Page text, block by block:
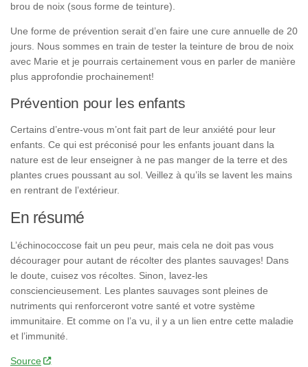
brou de noix (sous forme de teinture).
Une forme de prévention serait d’en faire une cure annuelle de 20
jours. Nous sommes en train de tester la teinture de brou de noix
avec Marie et je pourrais certainement vous en parler de manière
plus approfondie prochainement!
Prévention pour les enfants
Certains d’entre-vous m’ont fait part de leur anxiété pour leur
enfants. Ce qui est préconisé pour les enfants jouant dans la
nature est de leur enseigner à ne pas manger de la terre et des
plantes crues poussant au sol. Veillez à qu’ils se lavent les mains
en rentrant de l’extérieur.
En résumé
L’échinococcose fait un peu peur, mais cela ne doit pas vous
décourager pour autant de récolter des plantes sauvages! Dans
le doute, cuisez vos récoltes. Sinon, lavez-les
consciencieusement. Les plantes sauvages sont pleines de
nutriments qui renforceront votre santé et votre système
immunitaire. Et comme on l’a vu, il y a un lien entre cette maladie
et l’immunité.
Source